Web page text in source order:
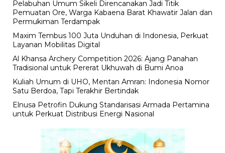
Pelabuhan Umum Sikeli Direncanakan Jadi Titik
Pemuatan Ore, Warga Kabaena Barat Khawatir Jalan dan
Permukiman Terdampak
Maxim Tembus 100 Juta Unduhan di Indonesia, Perkuat
Layanan Mobilitas Digital
Al Khansa Archery Competition 2026: Ajang Panahan
Tradisional untuk Pererat Ukhuwah di Bumi Anoa
Kuliah Umum di UHO, Mentan Amran: Indonesia Nomor
Satu Berdoa, Tapi Terakhir Bertindak
Elnusa Petrofin Dukung Standarisasi Armada Pertamina
untuk Perkuat Distribusi Energi Nasional